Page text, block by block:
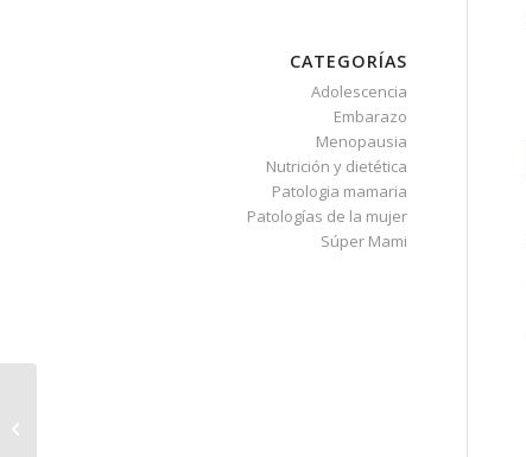
CATEGORÍAS
Adolescencia
Embarazo
Menopausia
Nutrición y dietética
Patologia mamaria
Patologías de la mujer
Súper Mami